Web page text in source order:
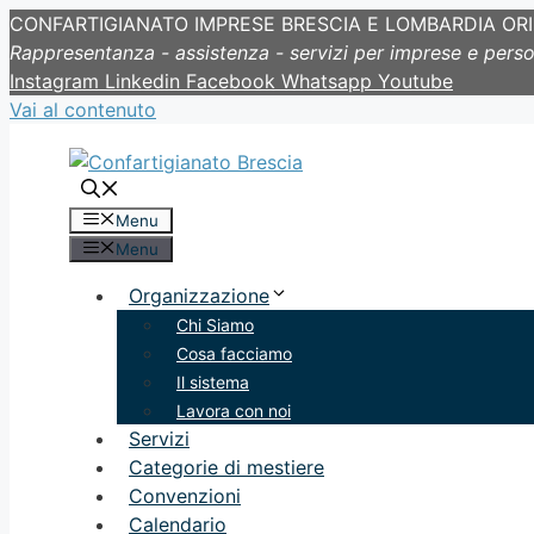
CONFARTIGIANATO IMPRESE BRESCIA E LOMBARDIA
Rappresentanza - assistenza - servizi per imprese e
Instagram Linkedin Facebook Whatsapp Youtube
Vai al contenuto
Menu
Menu
Organizzazione
Chi Siamo
Cosa facciamo
Il sistema
Lavora con noi
Servizi
Categorie di mestiere
Convenzioni
Calendario